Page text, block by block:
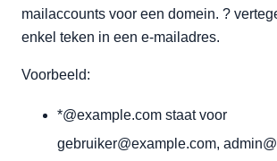
mailaccounts voor een domein. ?
enkel teken in een e-mailadres.
Voorbeeld:
*@example.com staat voor
gebruiker@example.com,